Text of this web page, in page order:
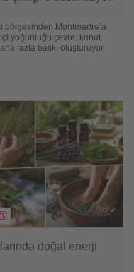
bölgesinden Montmartre’a
yoğunluğu çevre, konut
fazla baskı oluşturuyor
doğal enerji